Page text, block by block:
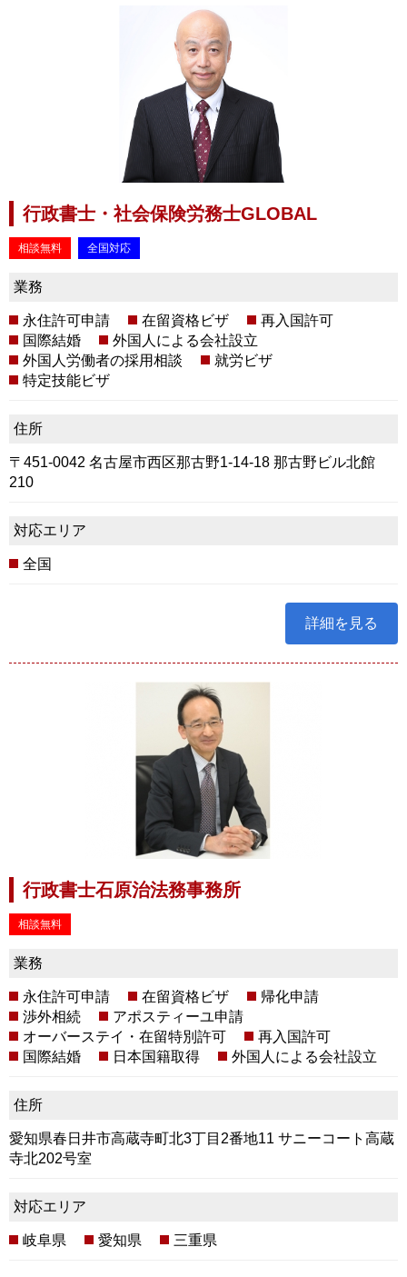
行政書士・社会保険労務士GLOBAL
相談無料 全国対応
業務
永住許可申請 在留資格ビザ
再入国許可
国際結婚
外国人による会社設立
外国人労働者の採用相談
就労ビザ
特定技能ビザ
住所
〒451-0042 名古屋市西区那古野1-14-18 那古野ビル北館
210
対応エリア
全国
詳細を見る
行政書士石原治法務事務所
相談無料
業務
永住許可申請 在留資格ビザ
帰化申請
渉外相続
アポスティーユ申請
オーバーステイ・在留特別許可
再入国許可
国際結婚
日本国籍取得 外国人による会社設立
住所
愛知県春日井市高蔵寺町北3丁目2番地11 サニーコート高蔵
寺北202号室
対応エリア
岐阜県 愛知県 三重県